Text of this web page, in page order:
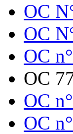
OC
OC
OC
OC
OC
OC